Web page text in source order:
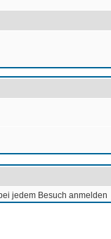
jedem Besuch anmelden